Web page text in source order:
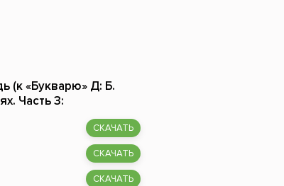
(к «Букварю» Д: Б.
Часть 3:
СКАЧАТЬ
СКАЧАТЬ
СКАЧАТЬ